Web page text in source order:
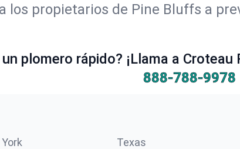
los propietarios de Pine Bluffs a
plomero rápido? ¡Llama a
888-788-9978
Texas